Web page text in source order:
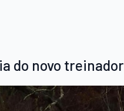
do novo treinador